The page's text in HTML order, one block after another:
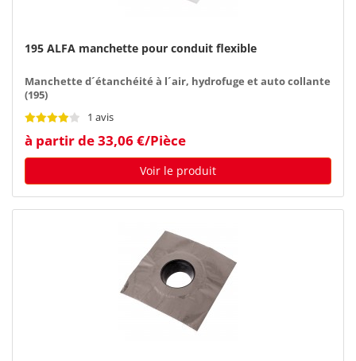
195 ALFA manchette pour conduit flexible
Manchette d´étanchéité à l´air, hydrofuge et auto collante
(195)
1 avis
à partir de 33,06 €/Pièce
Voir le produit